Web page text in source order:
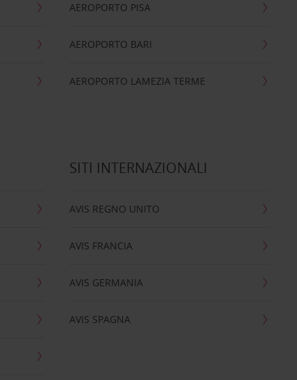
AEROPORTO PISA
AEROPORTO BARI
AEROPORTO LAMEZIA TERME
SITI INTERNAZIONALI
AVIS REGNO UNITO
AVIS FRANCIA
AVIS GERMANIA
AVIS SPAGNA